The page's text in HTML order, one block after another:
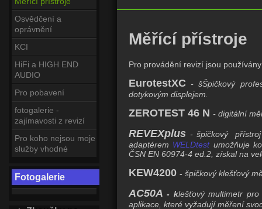
Osvědčení a
oprávnění
KCI
HiFi a HIGH END
AUDIO
Pro pobavení
fotogalerie -
zajímavosti z revizí
Pro koho nejsou moje
služby vhodné
Fotogalerie
Měřící přístroje
Pro provádění revizí jsou
EurotestXC - šŠpičkový
dotykovým displejem.
ZEROTEST 46 N - digitální
REVEXplus - špičkový
adaptérem WELDtestumožňuje
ČSN EN 60974-4 ed.2, získal na
KEW4200 - špičkový klešťový
AC50A- klešťový multimetr pro
aplikace, které vyžadují měření